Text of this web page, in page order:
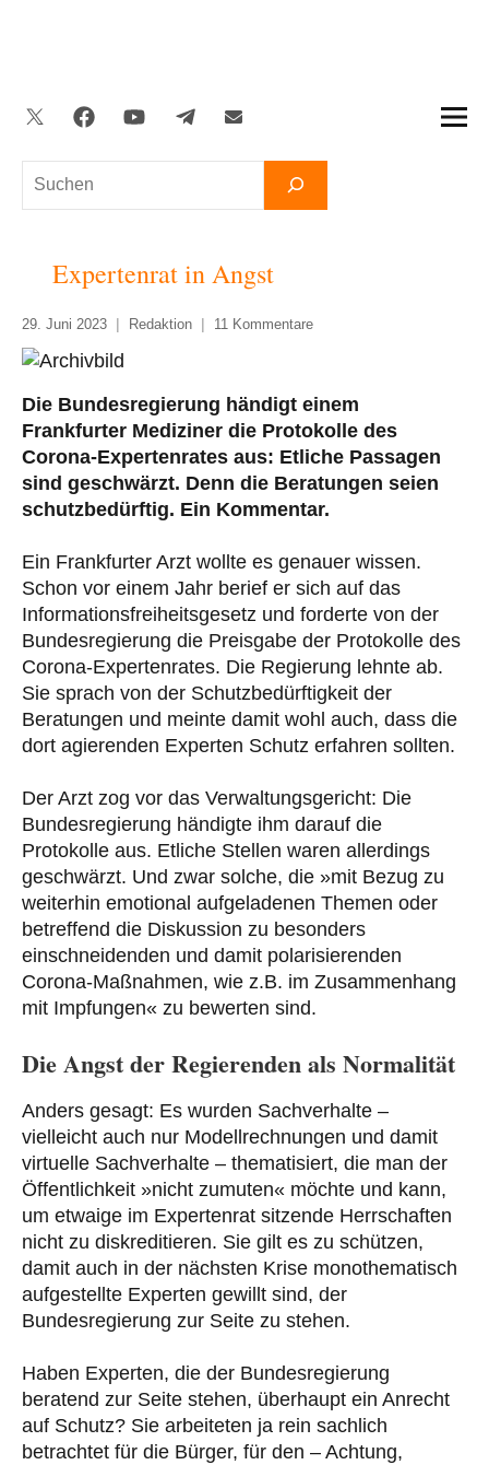
Suchen
Twitter FacebookYouTubeTelegramNewsletter
Expertenrat in Angst
29. Juni 2023 Redaktion 11 Kommentare
Die Bundesregierung händigt einem
Frankfurter Mediziner die Protokolle des
Corona-Expertenrates aus: Etliche Passagen
sind geschwärzt. Denn die Beratungen seien
schutzbedürftig. Ein Kommentar.
Ein Frankfurter Arzt wollte es genauer wissen.
Schon vor einem Jahr berief er sich auf das
Informationsfreiheitsgesetz und forderte von der
Bundesregierung die Preisgabe der Protokolle des
Corona-Expertenrates. Die Regierung lehnte ab.
Sie sprach von der Schutzbedürftigkeit der
Beratungen und meinte damit wohl auch, dass die
dort agierenden Experten Schutz erfahren sollten.
Der Arzt zog vor das Verwaltungsgericht: Die
Bundesregierung händigte ihm darauf die
Protokolle aus. Etliche Stellen waren allerdings
geschwärzt. Und zwar solche, die »mit Bezug zu
weiterhin emotional aufgeladenen Themen oder
betreffend die Diskussion zu besonders
einschneidenden und damit polarisierenden
Corona-Maßnahmen, wie z.B. im Zusammenhang
mit Impfungen« zu bewerten sind.
Die Angst der Regierenden als Normalität
Anders gesagt: Es wurden Sachverhalte –
vielleicht auch nur Modellrechnungen und damit
virtuelle Sachverhalte – thematisiert, die man der
Öffentlichkeit »nicht zumuten« möchte und kann,
um etwaige im Expertenrat sitzende Herrschaften
nicht zu diskreditieren. Sie gilt es zu schützen,
damit auch in der nächsten Krise monothematisch
aufgestellte Experten gewillt sind, der
Bundesregierung zur Seite zu stehen.
Haben Experten, die der Bundesregierung
beratend zur Seite stehen, überhaupt ein Anrecht
auf Schutz? Sie arbeiteten ja rein sachlich
betrachtet für die Bürger, für den – Achtung,